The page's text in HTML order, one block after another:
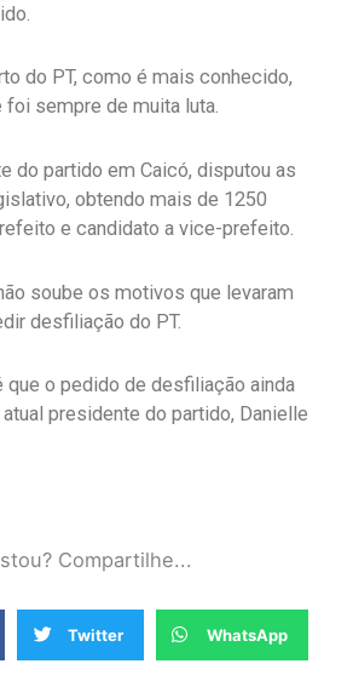
do PT, como é mais conhecido,
foi sempre de muita luta.
do partido em Caicó, disputou as
obtendo mais de 1250
e candidato a vice-prefeito.
soube os motivos que levaram
desfiliação do PT.
que o pedido de desfiliação ainda
presidente do partido, Danielle
Compartilhe...
Twitter WhatsApp